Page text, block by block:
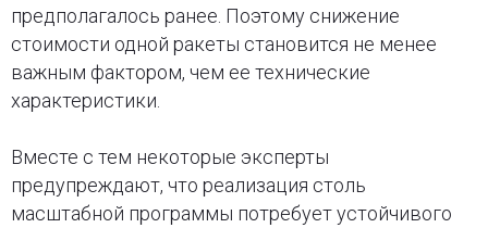
предполагалось ранее. Поэтому снижение
стоимости одной ракеты становится не менее
важным фактором, чем ее технические
характеристики.
Вместе с тем некоторые эксперты
предупреждают, что реализация столь
масштабной программы потребует устойчивого